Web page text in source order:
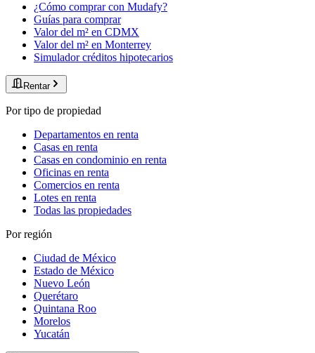
¿Cómo comprar con Mudafy?
Guías para comprar
Valor del m² en CDMX
Valor del m² en Monterrey
Simulador créditos hipotecarios
Rentar
Por tipo de propiedad
Departamentos en renta
Casas en renta
Casas en condominio en renta
Oficinas en renta
Comercios en renta
Lotes en renta
Todas las propiedades
Por región
Ciudad de México
Estado de México
Nuevo León
Querétaro
Quintana Roo
Morelos
Yucatán